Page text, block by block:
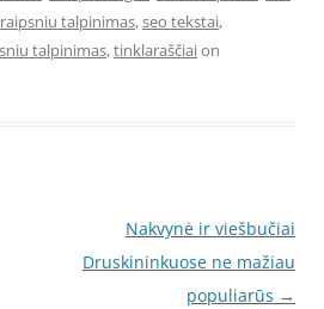
talpinimas,seo tekstai,
talpinimas,tinklaraščiaion
Nakvynė ir viešbučiai
Druskininkuose ne mažiau
populiarūs →